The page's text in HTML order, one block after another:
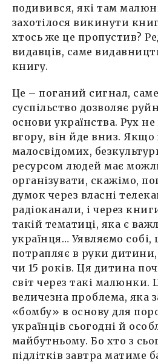
подивився, які там
захотілося викинути
хтось же це пропустив?
видавців, саме
книгу.
Це – поганий сигнал,
суспільство дозволяє
основи українства. Рух
вгору, він йде вниз. Якщо
малосвідомих,
ресурсом людей має
організувати, скажімо,
думок через власні
радіоканали, і через
такій тематиці, яка є
українця… Уявляємо
потрапляє в руки дитини,
чи 15 років. Ця дитина
світ через такі малюнки.
величезна проблема, яка
«бомбу» в основу для
українців сьогодні й
майбутньому. Бо хто з
підлітків завтра матиме